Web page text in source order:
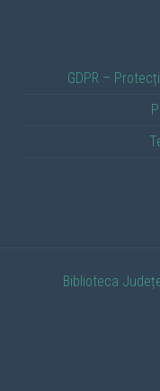
GDPR –
Biblioteca